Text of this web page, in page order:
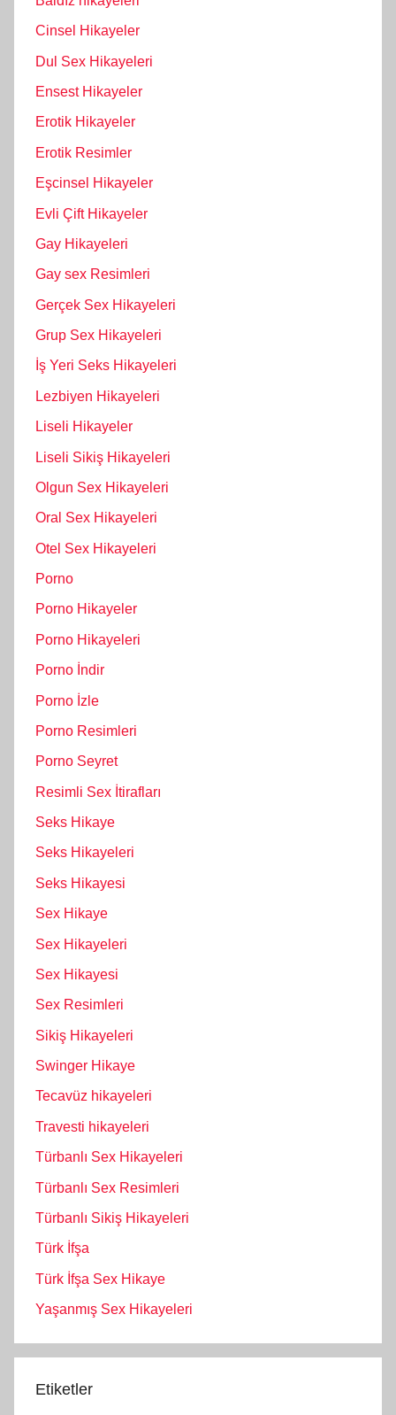
Cinsel Hikayeler
Dul Sex Hikayeleri
Ensest Hikayeler
Erotik Hikayeler
Erotik Resimler
Eşcinsel Hikayeler
Evli Çift Hikayeler
Gay Hikayeleri
Gay sex Resimleri
Gerçek Sex Hikayeleri
Grup Sex Hikayeleri
İş Yeri Seks Hikayeleri
Lezbiyen Hikayeleri
Liseli Hikayeler
Liseli Sikiş Hikayeleri
Olgun Sex Hikayeleri
Oral Sex Hikayeleri
Otel Sex Hikayeleri
Porno
Porno Hikayeler
Porno Hikayeleri
Porno İndir
Porno İzle
Porno Resimleri
Porno Seyret
Resimli Sex İtirafları
Seks Hikaye
Seks Hikayeleri
Seks Hikayesi
Sex Hikaye
Sex Hikayeleri
Sex Hikayesi
Sex Resimleri
Sikiş Hikayeleri
Swinger Hikaye
Tecavüz hikayeleri
Travesti hikayeleri
Türbanlı Sex Hikayeleri
Türbanlı Sex Resimleri
Türbanlı Sikiş Hikayeleri
Türk İfşa
Türk İfşa Sex Hikaye
Yaşanmış Sex Hikayeleri
Etiketler